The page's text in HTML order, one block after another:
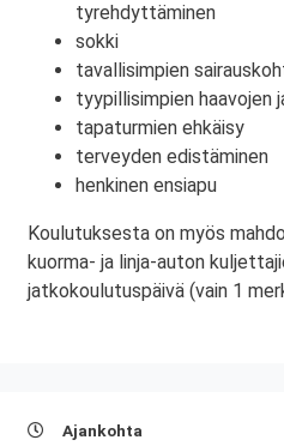
tyrehdyttäminen
sokki
tavallisimpien
tyypillisimpien haavojen
tapaturmien ehkäisy
terveyden edistäminen
henkinen ensiapu
Koulutuksesta on myös
kuorma- ja linja-auton
jatkokoulutuspäivä (vain 1
Ajankohta